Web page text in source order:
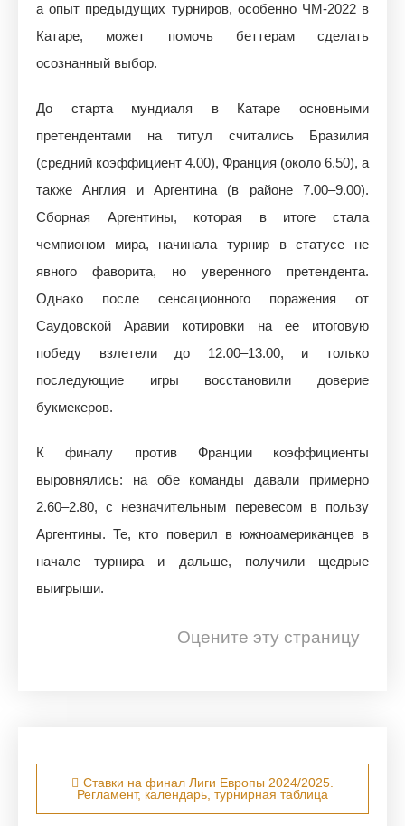
а опыт предыдущих турниров, особенно ЧМ-2022 в
Катаре, может помочь беттерам сделать
осознанный выбор.
До старта мундиаля в Катаре основными
претендентами на титул считались Бразилия
(средний коэффициент 4.00), Франция (около 6.50), а
также Англия и Аргентина (в районе 7.00–9.00).
Сборная Аргентины, которая в итоге стала
чемпионом мира, начинала турнир в статусе не
явного фаворита, но уверенного претендента.
Однако после сенсационного поражения от
Саудовской Аравии котировки на ее итоговую
победу взлетели до 12.00–13.00, и только
последующие игры восстановили доверие
букмекеров.
К финалу против Франции коэффициенты
выровнялись: на обе команды давали примерно
2.60–2.80, с незначительным перевесом в пользу
Аргентины. Те, кто поверил в южноамериканцев в
начале турнира и дальше, получили щедрые
выигрыши.
Оцените эту страницу
Навигация по записям
Ставки на финал Лиги Европы 2024/2025.
Регламент, календарь, турнирная таблица